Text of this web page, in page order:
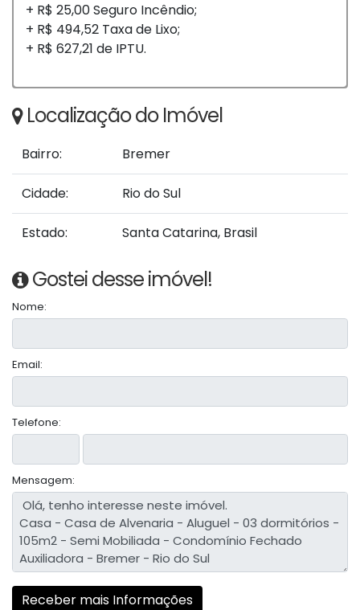
+ R$ 25,00 Seguro Incêndio;
+ R$ 494,52 Taxa de Lixo;
+ R$ 627,21 de IPTU.
Localização do Imóvel
Bairro: Bremer
Cidade: Rio do Sul
Estado: Santa Catarina, Brasil
Gostei desse imóvel!
Nome:
Email:
Telefone:
Mensagem: